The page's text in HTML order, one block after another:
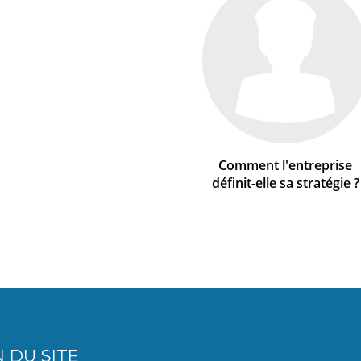
Comment l'entreprise
définit-elle sa stratégie ?
DU SITE